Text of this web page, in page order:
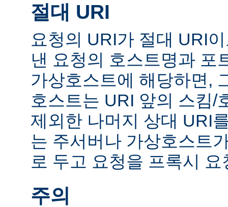
절대 URI
요청의 URI가 절대 URI
낸 요청의 호스트명과 포
가상호스트에 해당하면,
호스트는 URI 앞의 스킴/
제외한 나머지 상대 URI
는 주서버나 가상호스트
로 두고 요청을 프록시
주의